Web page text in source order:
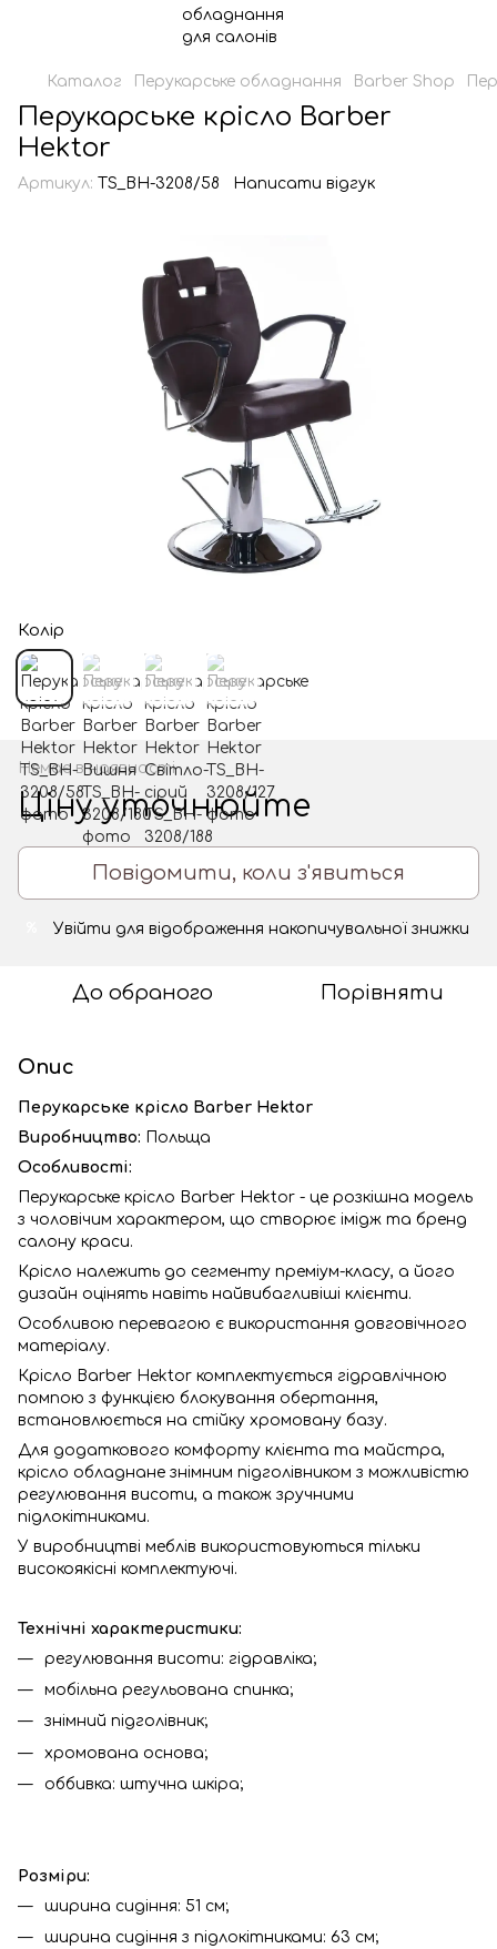
Каталог Перукарське обладнання Barber Shop
Перукарське крісло Barber
Hektor
Артикул: TS_BH-3208/58 Написати відгук
Колір
Немає в наявності
Ціну уточнюйте
Повідомити, коли з'явиться
Увійти для відображення накопичувальної знижки
До обраного Порівняти
Опис
Перукарське крісло Barber Hektor
Виробництво: Польща
Особливості:
Перукарське крісло Barber Hektor - це розкішна модель
з чоловічим характером, що створює імідж та бренд
салону краси.
Крісло належить до сегменту преміум-класу, а його
дизайн оцінять навіть найвибагливіші клієнти.
Особливою перевагою є використання довговічного
матеріалу.
Крісло Barber Hektor комплектується гідравлічною
помпою з функцією блокування обертання,
встановлюється на стійку хромовану базу.
Для додаткового комфорту клієнта та майстра,
крісло обладнане знімним підголівником з можливістю
регулювання висоти, а також зручними
підлокітниками.
У виробництві меблів використовуються тільки
високоякісні комплектуючі.
Технічні характеристики:
регулювання висоти: гідравліка;
мобільна регульована спинка;
знімний підголівник;
хромована основа;
оббивка: штучна шкіра;
Розміри:
ширина сидіння: 51 см;
ширина сидіння з підлокітниками: 63 см;